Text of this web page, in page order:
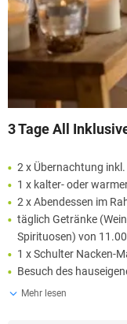
3 Tage All
2 x Übernachtung
1 x kalter- oder
2 x Abendessen im
täglich Getränke
Spirituosen) von
1 x Schulter Nacken-
Besuch des
Mehr lesen